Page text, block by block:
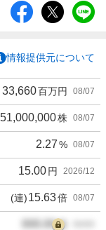
情報提供元について
33,660百万円 08/07
51,000,000株 08/07
2.27% 08/07
15.00円 2026/12
(連)15.63倍 08/07
000.00倍